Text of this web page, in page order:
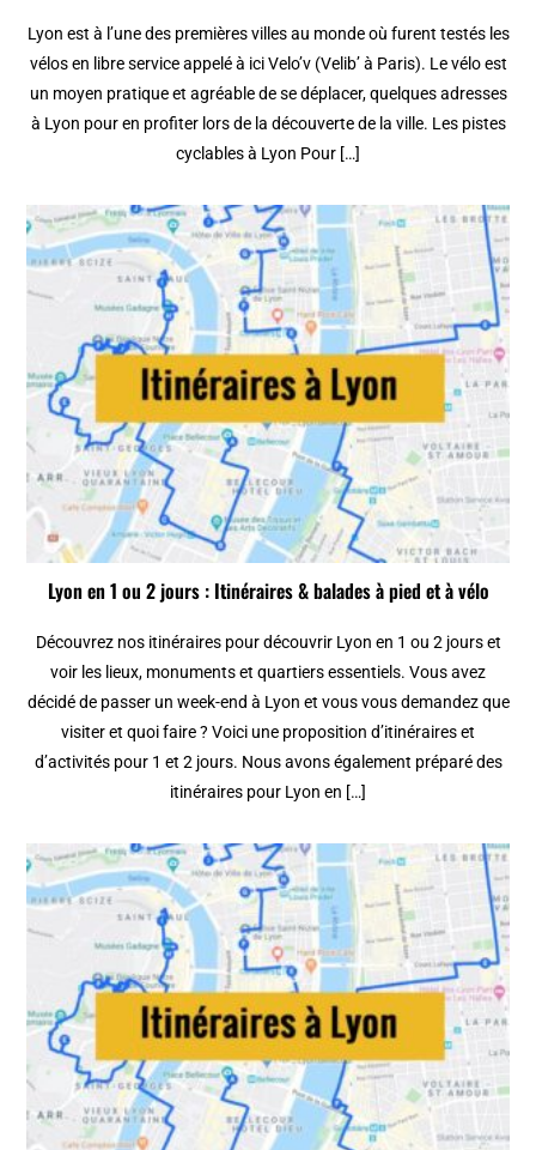
Lyon est à l’une des premières villes au monde où furent testés les
vélos en libre service appelé à ici Velo’v (Velib’ à Paris). Le vélo est
un moyen pratique et agréable de se déplacer, quelques adresses
à Lyon pour en profiter lors de la découverte de la ville. Les pistes
cyclables à Lyon Pour […]
Lyon en 1 ou 2 jours : Itinéraires & balades à pied et à vélo
Découvrez nos itinéraires pour découvrir Lyon en 1 ou 2 jours et
voir les lieux, monuments et quartiers essentiels. Vous avez
décidé de passer un week-end à Lyon et vous vous demandez que
visiter et quoi faire ? Voici une proposition d’itinéraires et
d’activités pour 1 et 2 jours. Nous avons également préparé des
itinéraires pour Lyon en […]